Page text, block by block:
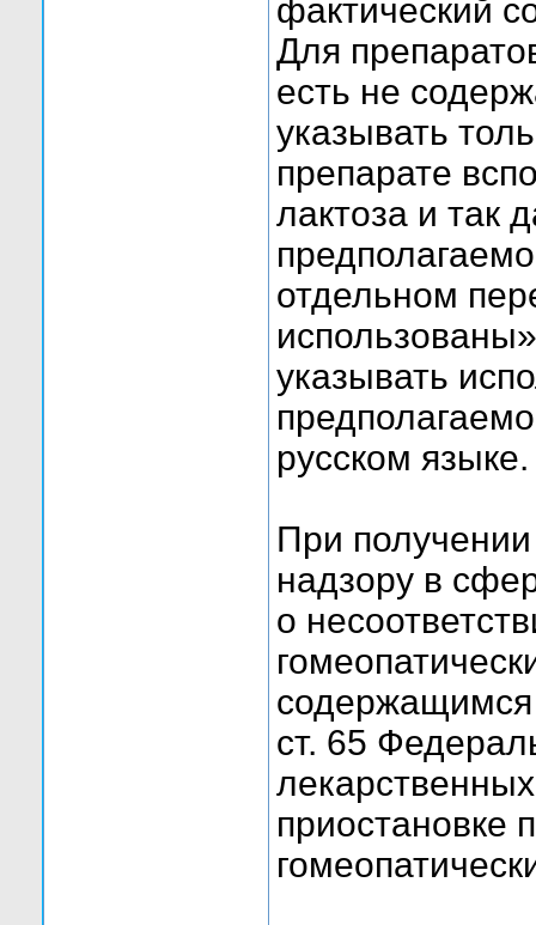
фактический
Для
есть не
указывать
препарате
лактоза и так
отдельном
указывать
русском языке.
При
надзору в
о
содержащимся
ст. 65
приостановке